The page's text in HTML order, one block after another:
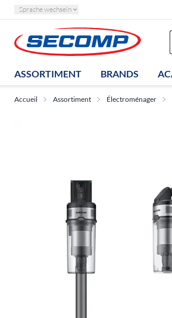
Sprache wechseln
ASSORTIMENT BRANDS
Accueil Assortiment Électroménager